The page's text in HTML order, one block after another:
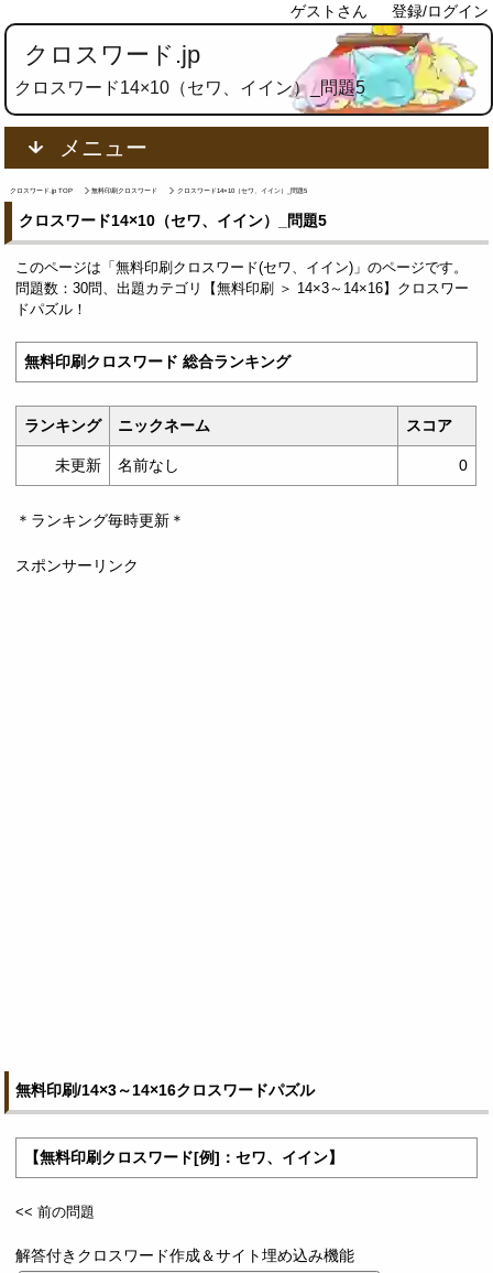
ゲストさん 登録/ログイン
クロスワード.jp
クロスワード14×10（セワ、イイン）_問題5
メニュー
クロスワード.jp TOP 無料印刷クロスワード クロスワード14×10（セワ、イイン）_問題5
クロスワード14×10（セワ、イイン）_問題5
このページは「無料印刷クロスワード(セワ、イイン)」のページです。
問題数：30問、出題カテゴリ【無料印刷 ＞ 14×3～14×16】クロスワー
ドパズル！
無料印刷クロスワード 総合ランキング
ランキング ニックネーム スコア
未更新 名前なし 0
＊ランキング毎時更新＊
スポンサーリンク
無料印刷/14×3～14×16クロスワードパズル
【無料印刷クロスワード[例]：セワ、イイン】
<< 前の問題
解答付きクロスワード作成＆サイト埋め込み機能